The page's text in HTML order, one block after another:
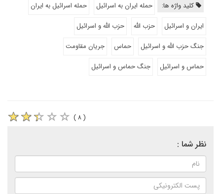
کلید واژه ها: حمله ایران به اسرائیل
حمله اسرائیل به ایران
ایران و اسرائیل
حزب الله
حزب الله و اسرائیل
جنگ حزب الله و اسرائیل
حماس
جریان مقاومت
حماس و اسرائیل
جنگ حماس و اسرائیل
( ۸ )
نظر شما :